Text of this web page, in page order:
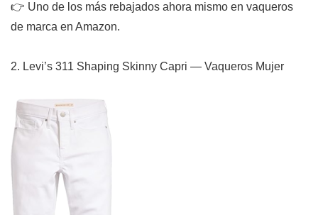
👉 Uno de los más rebajados ahora mismo en vaqueros
de marca en Amazon.
2. Levi’s 311 Shaping Skinny Capri — Vaqueros Mujer